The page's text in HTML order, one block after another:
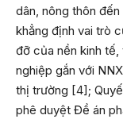
dân, nông thôn
khẳng định vai trò
đỡ của nền kinh
nghiệp gắn với
thị trường [4];
phê duyệt Đề án